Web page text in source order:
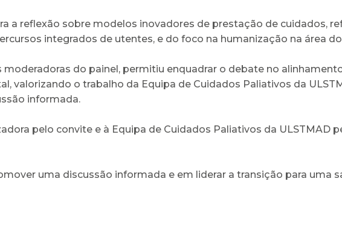
a reflexão sobre modelos inovadores de prestação de cuidados,
integrados de utentes, e do foco na humanização na área
do painel, permitiu enquadrar o debate no
valorizando o trabalho da Equipa de Cuidados Paliativos da
informada.
pelo convite e à Equipa de Cuidados Paliativos da ULSTMAD
uma discussão informada e em liderar a transição para uma